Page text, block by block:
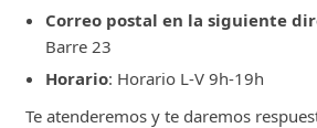
Correo postal en la siguiente
Barre 23
Horario: Horario L-V 9h-19h
Te atenderemos y te daremos